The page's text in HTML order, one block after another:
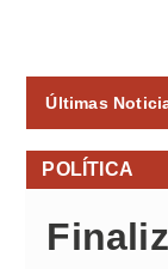
Últimas
POLÍTICA